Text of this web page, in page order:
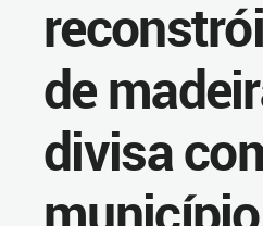
de
divisa